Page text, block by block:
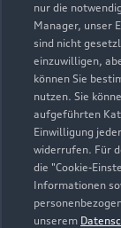
nur die
Manager, unser
sind nicht
einzuwilligen,
können Sie
nutzen. Sie
aufgeführten
Einwilligung
widerrufen. Für
die "Cookie-
Informationen
unserem
Vor den
56814
02671